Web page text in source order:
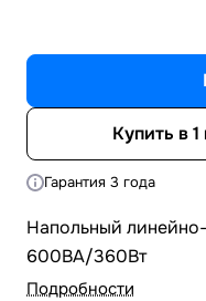
Купить в 1
Гарантия 3 года
Напольный
600ВА/360Вт
Подробности